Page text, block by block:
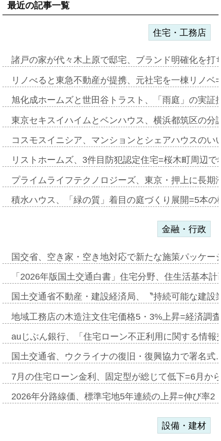
最近の記事一覧
住宅・工務店
諸戸の家が代々木上原で邸宅、ブランド明確化を
リノべると東急不動産が提携、元社宅を一棟リノ
旭化成ホームズと世田谷トラスト、「雨庭」の実
東京セキスイハイムとベンハウス、横浜都筑区の
コスモスイニシア、マンションとシェアハウスの
リストホームズ、3件目防犯認定住宅=桜木町周辺
プライムライフテクノロジーズ、東京・押上に長
積水ハウス、「緑の質」着目の庭づくり展開=5本
金融・行政
国交省、空き家・空き地対応で新たな施策パッケ
「2026年版国土交通白書」住宅分野、住生活基本
国土交通省不動産・建設経済局、〝持続可能な建
地域工務店の木造注文住宅価格5・3%上昇=経済調
auじぶん銀行、「住宅ローン不正利用に関する情
国土交通省、ウクライナの復旧・復興協力で署名
7月の住宅ローン金利、固定型が総じて低下=6月か
2026年分路線価、標準宅地5年連続の上昇=伸び率
設備・建材